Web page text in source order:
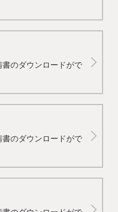
のダウンロードがで
のダウンロードがで